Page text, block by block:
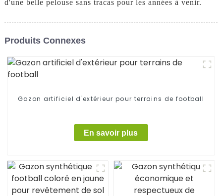
d'une belle pelouse sans tracas pour les années à venir.
Produits Connexes
Gazon artificiel d'extérieur pour terrains de football
En savoir plus